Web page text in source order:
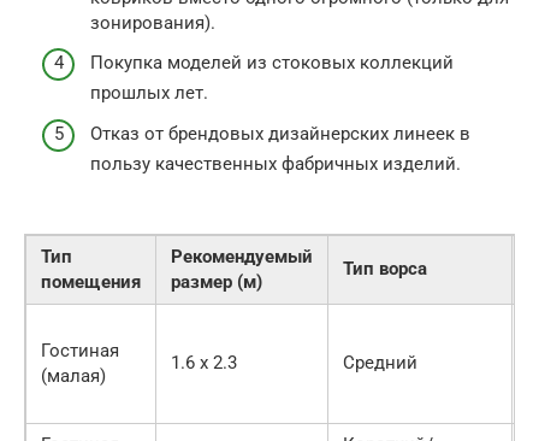
зонирования).
Покупка моделей из стоковых коллекций
прошлых лет.
Отказ от брендовых дизайнерских линеек в
пользу качественных фабричных изделий.
Тип
помещения
Рекомендуемый
размер (м)
Тип ворса
Гостиная
(малая)
1.6 х 2.3 Средний